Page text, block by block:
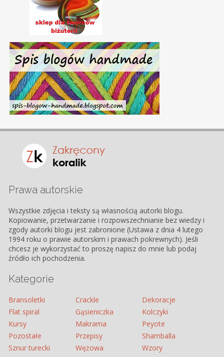
Prawa autorskie
Wszystkie zdjęcia i teksty są własnością autorki blogu.
Kopiowanie, przetwarzanie i rozpowszechnianie bez wiedzy i
zgody autorki blogu jest zabronione (Ustawa z dnia 4 lutego
1994 roku o prawie autorskim i prawach pokrewnych). Jeśli
chcesz je wykorzystać to proszę napisz do mnie lub podaj
źródło ich pochodzenia.
Kategorie
Bransoletki Crackle
Dekoracje
Flat spiral
Gąsieniczka
Kolczyki
Kursy
Makrama
Peyote
Pozostałe
Przepisy
Shamballa
Sznur turecki
Wężowa Wzory